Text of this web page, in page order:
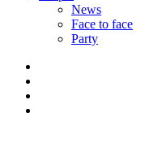
News
Face to face
Party